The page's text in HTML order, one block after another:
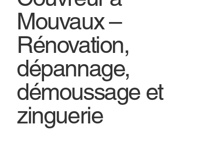
Mouvaux –
Rénovation,
dépannage,
démoussage et
zinguerie